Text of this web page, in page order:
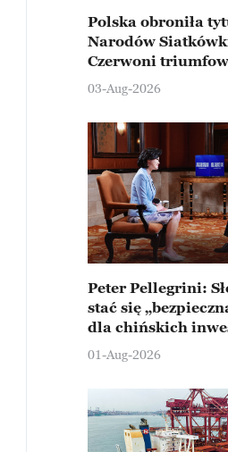
Polska obroniła
Narodów
Czerwoni
Ningbo
03-Aug-2026
Peter Pellegrini:
stać się
dla chińskich
Europejskiej
01-Aug-2026